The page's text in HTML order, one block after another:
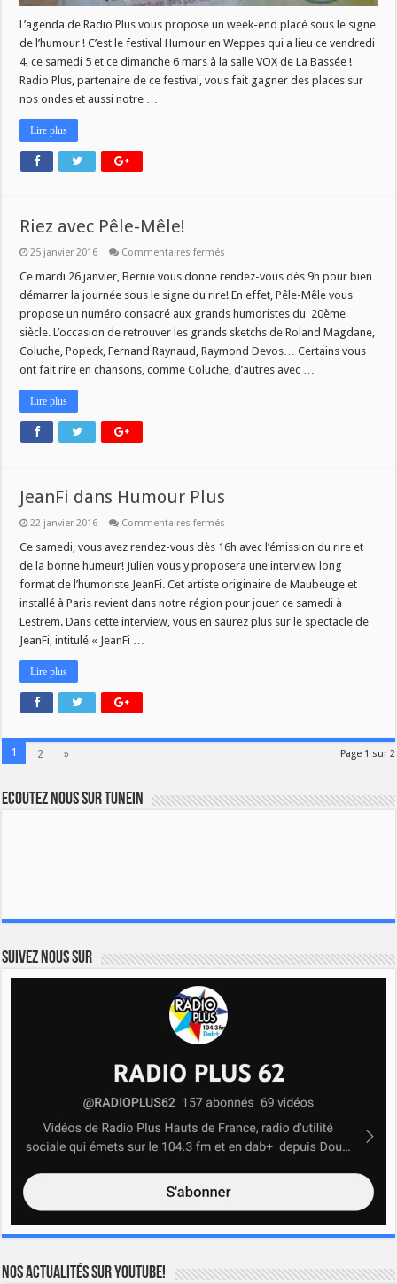
L’agenda de Radio Plus vous propose un week-end placé sous le signe
de l’humour ! C’est le festival Humour en Weppes qui a lieu ce vendredi
4, ce samedi 5 et ce dimanche 6 mars à la salle VOX de La Bassée !
Radio Plus, partenaire de ce festival, vous fait gagner des places sur
nos ondes et aussi notre …
Lire plus
Riez avec Pêle-Mêle!
25 janvier 2016 Commentaires fermés
avec
Mêle!
Ce mardi 26 janvier, Bernie vous donne rendez-vous dès 9h pour bien
démarrer la journée sous le signe du rire! En effet, Pêle-Mêle vous
propose un numéro consacré aux grands humoristes du 20ème
siècle. L’occasion de retrouver les grands sketchs de Roland Magdane,
Coluche, Popeck, Fernand Raynaud, Raymond Devos… Certains vous
ont fait rire en chansons, comme Coluche, d’autres avec …
Lire plus
JeanFi dans Humour Plus
22 janvier 2016 Commentaires fermés
dans
Plus
Ce samedi, vous avez rendez-vous dès 16h avec l’émission du rire et
de la bonne humeur! Julien vous y proposera une interview long
format de l’humoriste JeanFi. Cet artiste originaire de Maubeuge et
installé à Paris revient dans notre région pour jouer ce samedi à
Lestrem. Dans cette interview, vous en saurez plus sur le spectacle de
JeanFi, intitulé « JeanFi …
Lire plus
Page 1 sur 2
1 2 »
Ecoutez nous sur TuneIn
Suivez nous sur
Nos actualités sur YOUTUBE!